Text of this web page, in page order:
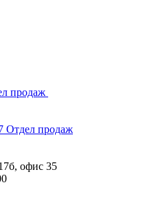
продаж
Отдел продаж
офис 35